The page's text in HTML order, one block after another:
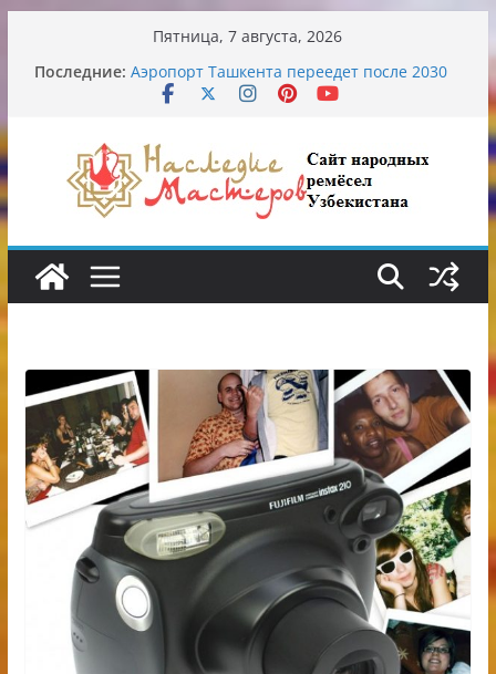
содержимому
Пятница, 7 августа, 2026
Последние: Узбекские традиционные узоры:
символика и происхождение
Аэропорт Ташкента переедет после 2030
Опасная диета Алины Загитовой
От знахарей до университетских клиник
Обрушение на одном из ключевых
перекрёстков Ташкента: перекрыт
путепровод на Буюк Ипак Йули